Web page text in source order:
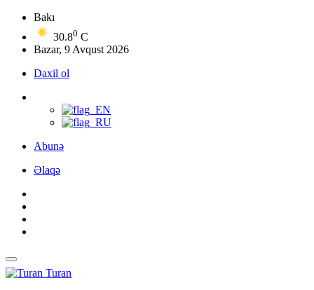
Bakı
30.80 C
Bazar, 9 Avqust 2026
Daxil ol
Abunə
Əlaqə
Turan